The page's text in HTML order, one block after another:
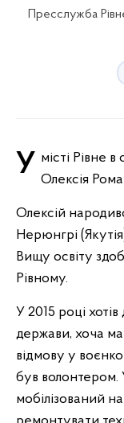
Пресслужба
У місті Рівне в останню дорогу провели Героя Олексія
Олексій
Нерюнгрі
Вищу освіту
Рівному.
У 2015 році
держави, хоча
відмову у
був волонтером.
мобілізований